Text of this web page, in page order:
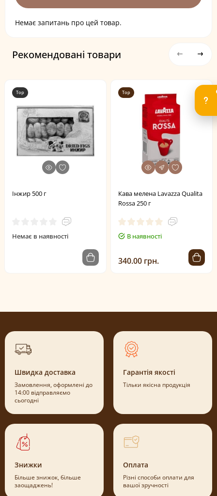
Немає запитань про цей товар.
Рекомендовані товари
Top
Інжир 500 г
Немає в наявності
Top
Кава мелена Lavazza Qualita
Rossa 250 г
В наявності
340.00 грн.
Швидка доставка
Замовлення, оформлені до
14:00 відправляємо
сьогодні
Гарантія якості
Тільки якісна продукція
Знижки
Більше знижок, більше
заощаджень!
Оплата
Різні способи оплати для
вашої зручності